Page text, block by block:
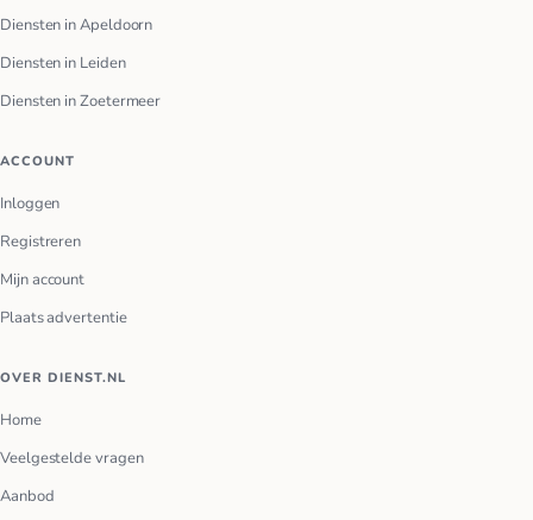
Diensten in Apeldoorn
Diensten in Leiden
Diensten in Zoetermeer
ACCOUNT
Inloggen
Registreren
Mijn account
Plaats advertentie
OVER DIENST.NL
Home
Veelgestelde vragen
Aanbod